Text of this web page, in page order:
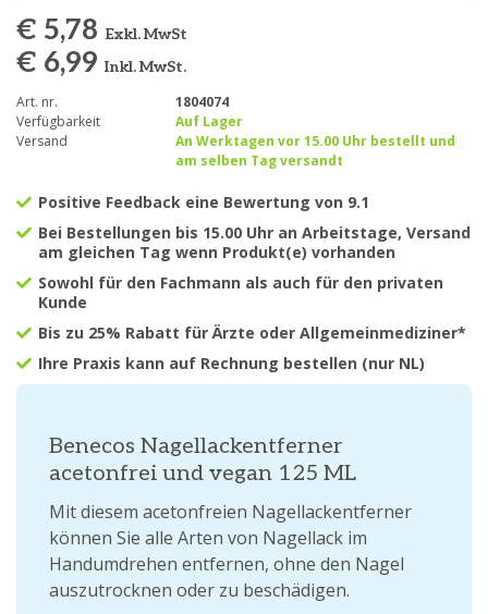
€ 5,78 Exkl. MwSt
€ 6,99 Inkl. MwSt.
Art. nr.
1804074
Verfügbarkeit
Auf Lager
Versand
An Werktagen vor 15.00 Uhr bestellt und
am selben Tag versandt
Positive Feedback eine Bewertung von 9.1
Bei Bestellungen bis 15.00 Uhr an Arbeitstage, Versand
am gleichen Tag wenn Produkt(e) vorhanden
Sowohl für den Fachmann als auch für den privaten
Kunde
Bis zu 25% Rabatt für Ärzte oder Allgemeinmediziner*
Ihre Praxis kann auf Rechnung bestellen (nur NL)
Benecos Nagellackentferner
acetonfrei und vegan 125 ML
Mit diesem acetonfreien Nagellackentferner
können Sie alle Arten von Nagellack im
Handumdrehen entfernen, ohne den Nagel
auszutrocknen oder zu beschädigen.